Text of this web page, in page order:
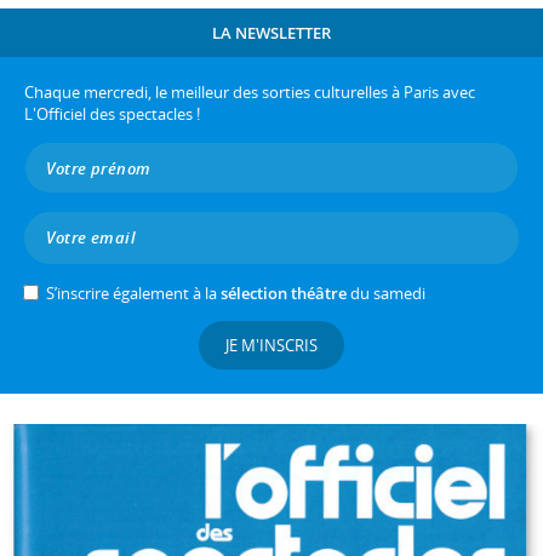
LA NEWSLETTER
Chaque mercredi, le meilleur des sorties culturelles à Paris avec
L'Officiel des spectacles !
S’inscrire également à lasélection théâtredu samedi
JE M'INSCRIS